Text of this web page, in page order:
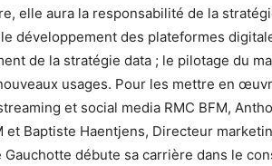
elle aura la responsabilité de la
développement des plateformes
de la stratégie data ; le pilotage du
usages. Pour les mettre en
et social media RMC BFM,
Baptiste Haentjens, Directeur
débute sa carrière dans le